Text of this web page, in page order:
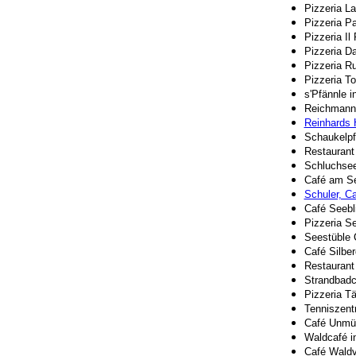
Pizzeria
Pizzeria
Pizzeria Il
Pizzeria
Pizzeria
Pizzeria
s'Pfännle
Reinhards
Café am
Schuler,
Café
Pizzeria
Seestüble
Café
Pizzeria
Café
Waldcafé
Café